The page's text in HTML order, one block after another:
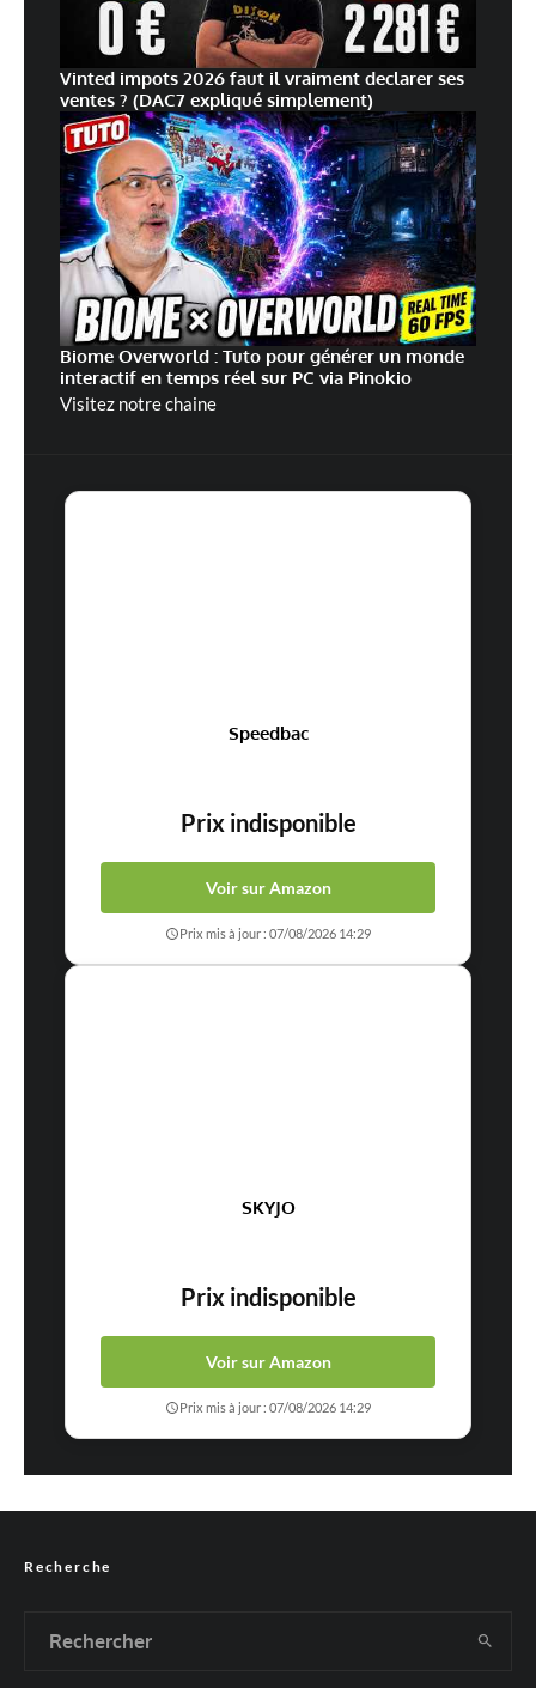
Vinted impots 2026 faut il vraiment declarer ses
ventes ? (DAC7 expliqué simplement)
Biome Overworld : Tuto pour générer un monde
interactif en temps réel sur PC via Pinokio
Visitez notre chaine
Speedbac
Prix indisponible
Voir sur Amazon
Prix mis à jour : 07/08/2026 14:29
SKYJO
Prix indisponible
Voir sur Amazon
Prix mis à jour : 07/08/2026 14:29
Recherche